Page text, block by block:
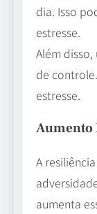
dia. Isso
estresse.
Além
de
estresse.
Aumento
A
aumenta